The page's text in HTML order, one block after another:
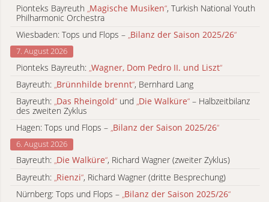
Pionteks Bayreuth „Magische Musiken“, Turkish National Youth
Philharmonic Orchestra
Wiesbaden: Tops und Flops – „Bilanz der Saison 2025/26“
7. August 2026
Pionteks Bayreuth: „Wagner, Dom Pedro II. und Liszt“
Bayreuth: Brünnhilde brennt“, Bernhard Lang
Bayreuth: „Das Rheingold“ und „Die Walküre“ – Halbzeitbilanz
des zweiten Zyklus
Hagen: Tops und Flops – „Bilanz der Saison 2025/26“
6. August 2026
Bayreuth: „Die Walküre“, Richard Wagner (zweiter Zyklus)
Bayreuth: Rienzi“, Richard Wagner (dritte Besprechung)
Nürnberg: Tops und Flops – Bilanz der Saison 2025/26“